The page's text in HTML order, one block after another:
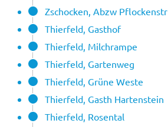
Zschocken, Abzw Pflockenstr
Thierfeld, Gasthof
Thierfeld, Milchrampe
Thierfeld, Gartenweg
Thierfeld, Grüne Weste
Thierfeld, Gasth Hartenstein
Thierfeld, Rosental